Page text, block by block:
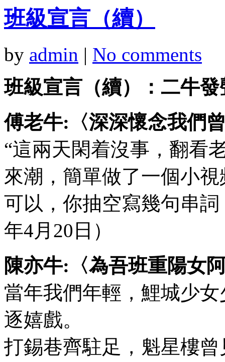
班級宣言（續）
by admin | No comments
班級宣言（續）：二牛發
傅老牛:〈深深懷念我們
“這兩天閑着沒事，翻看
來潮，簡單做了一個小
可以，你抽空寫幾句串
年4月20日）
陳亦牛:〈為吾班重陽女
當年我們年輕，鯉城少
逐嬉戲。
打錫巷齊駐足，魁星樓